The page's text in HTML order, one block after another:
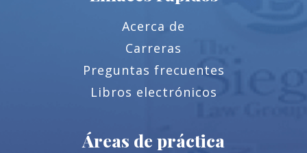
Acerca de
Carreras
Preguntas frecuentes
Libros electrónicos
Áreas de práctica